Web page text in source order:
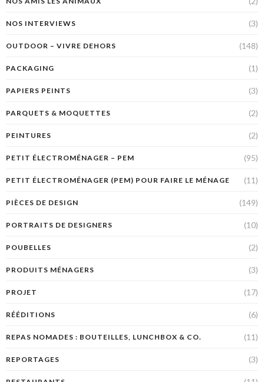
NOS INTERVIEWS (3)
OUTDOOR – VIVRE DEHORS (148)
PACKAGING (1)
PAPIERS PEINTS (3)
PARQUETS & MOQUETTES (2)
PEINTURES (2)
PETIT ÉLECTROMÉNAGER – PEM (95)
PETIT ÉLECTROMÉNAGER (PEM) POUR FAIRE LE MÉNAGE (11)
PIÈCES DE DESIGN (149)
PORTRAITS DE DESIGNERS (10)
POUBELLES (2)
PRODUITS MÉNAGERS (3)
PROJET (17)
RÉÉDITIONS (6)
REPAS NOMADES : BOUTEILLES, LUNCHBOX & CO. (11)
REPORTAGES (3)